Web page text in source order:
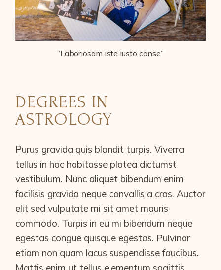
“Laboriosam iste iusto conse”
DEGREES IN
ASTROLOGY
Purus gravida quis blandit turpis. Viverra
tellus in hac habitasse platea dictumst
vestibulum. Nunc aliquet bibendum enim
facilisis gravida neque convallis a cras. Auctor
elit sed vulputate mi sit amet mauris
commodo. Turpis in eu mi bibendum neque
egestas congue quisque egestas. Pulvinar
etiam non quam lacus suspendisse faucibus.